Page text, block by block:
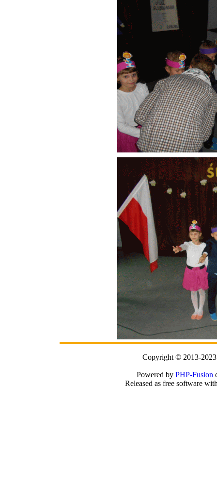
Copyright © 2013-
Powered by PHP-Fusion
Released as free software